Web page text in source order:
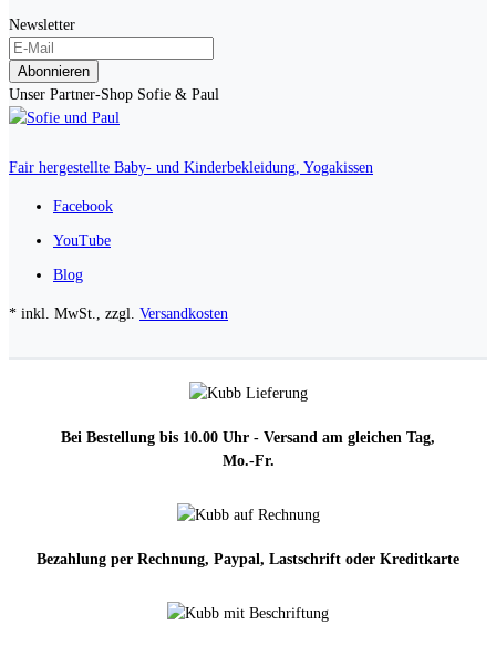
Newsletter
Abonnieren
Unser Partner-Shop Sofie & Paul
Fair hergestellte Baby- und Kinderbekleidung, Yogakissen
Facebook
YouTube
Blog
* inkl. MwSt., zzgl. Versandkosten
Bei Bestellung bis 10.00 Uhr - Versand am gleichen Tag,
Mo.-Fr.
Bezahlung per Rechnung, Paypal, Lastschrift oder Kreditkarte